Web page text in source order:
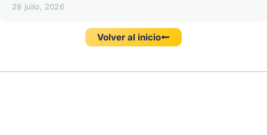
28 julio, 2026
Volver al inicio